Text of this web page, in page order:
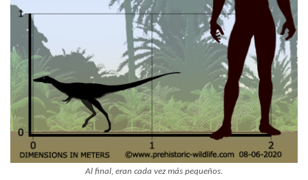
Al final, eran cada vez más pequeños.